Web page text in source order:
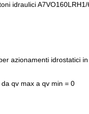
idraulici A7VO160LRH1/
azionamenti idrostatici
qv max a qv min = 0